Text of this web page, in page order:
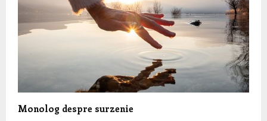
Monolog despre surzenie